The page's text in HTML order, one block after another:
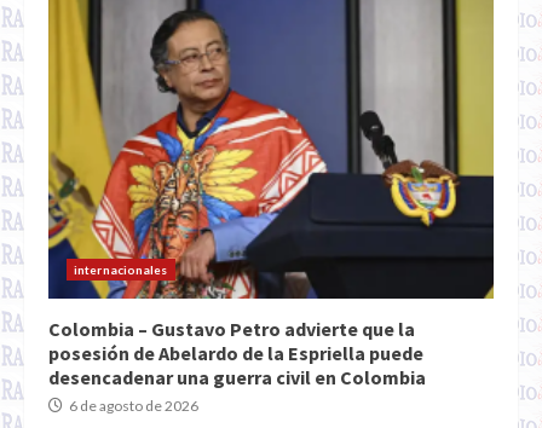
internacionales
Colombia – Gustavo Petro advierte que la
posesión de Abelardo de la Espriella puede
desencadenar una guerra civil en Colombia
6 de agosto de 2026